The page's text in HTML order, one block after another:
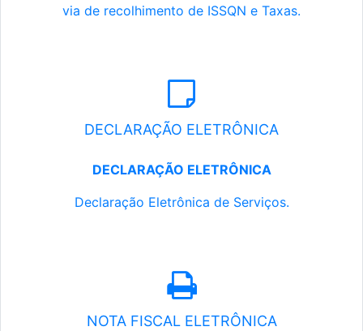
via de recolhimento de ISSQN e Taxas.
DECLARAÇÃO ELETRÔNICA
DECLARAÇÃO ELETRÔNICA
Declaração Eletrônica de Serviços.
NOTA FISCAL ELETRÔNICA